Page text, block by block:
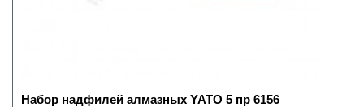
Набор надфилей алмазных YATO 5 пр 6156